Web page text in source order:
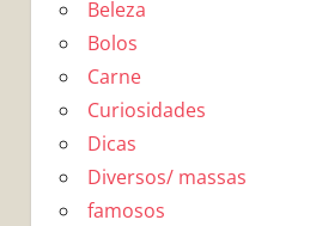
Beleza
Bolos
Carne
Curiosidades
Dicas
Diversos/ massas
famosos